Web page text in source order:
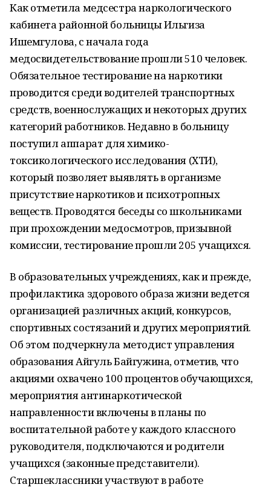
Как отметила медсестра наркологического
кабинета районной больницы Ильгиза
Ишемгулова, с начала года
медосвидетельствование прошли 510 человек.
Обязательное тестирование на наркотики
проводится среди водителей транспортных
средств, военнослужащих и некоторых других
категорий работников. Недавно в больницу
поступил аппарат для химико-
токсикологического исследования (ХТИ),
который позволяет выявлять в организме
присутствие наркотиков и психотропных
веществ. Проводятся беседы со школьниками
при прохождении медосмотров, призывной
комиссии, тестирование прошли 205 учащихся.
В образовательных учреждениях, как и прежде,
профилактика здорового образа жизни ведется
организацией различных акций, конкурсов,
спортивных состязаний и других мероприятий.
Об этом подчеркнула методист управления
образования Айгуль Байгужина, отметив, что
акциями охвачено 100 процентов обучающихся,
мероприятия антинаркотической
направленности включены в планы по
воспитательной работе у каждого классного
руководителя, подключаются и родители
учащихся (законные представители).
Старшеклассники участвуют в работе